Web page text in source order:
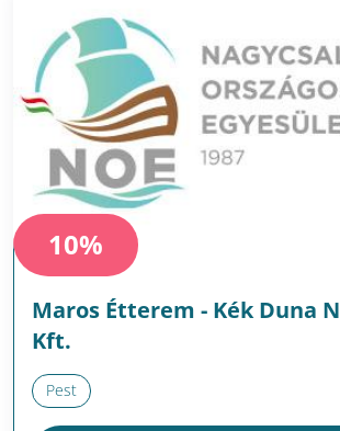
10%
Maros Étterem - Kék Duna
Kft.
Pest